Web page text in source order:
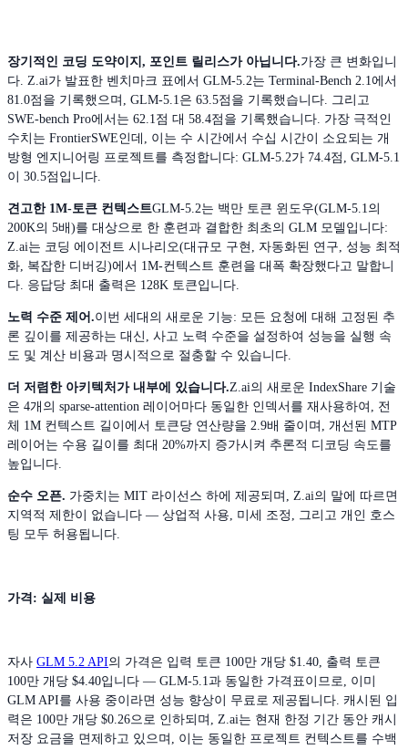
장기적인 코딩 도약이지, 포인트 릴리스가 아닙니다.가장 큰 변화입니
다. Z.ai가 발표한 벤치마크 표에서 GLM-5.2는 Terminal-Bench 2.1에서
81.0점을 기록했으며, GLM-5.1은 63.5점을 기록했습니다. 그리고
SWE-bench Pro에서는 62.1점 대 58.4점을 기록했습니다. 가장 극적인
수치는 FrontierSWE인데, 이는 수 시간에서 수십 시간이 소요되는 개
방형 엔지니어링 프로젝트를 측정합니다: GLM-5.2가 74.4점, GLM-5.1
이 30.5점입니다.
견고한 1M-토큰 컨텍스트GLM-5.2는 백만 토큰 윈도우(GLM-5.1의
200K의 5배)를 대상으로 한 훈련과 결합한 최초의 GLM 모델입니다:
Z.ai는 코딩 에이전트 시나리오(대규모 구현, 자동화된 연구, 성능 최적
화, 복잡한 디버깅)에서 1M-컨텍스트 훈련을 대폭 확장했다고 말합니
다. 응답당 최대 출력은 128K 토큰입니다.
노력 수준 제어.이번 세대의 새로운 기능: 모든 요청에 대해 고정된 추
론 깊이를 제공하는 대신, 사고 노력 수준을 설정하여 성능을 실행 속
도 및 계산 비용과 명시적으로 절충할 수 있습니다.
더 저렴한 아키텍처가 내부에 있습니다.Z.ai의 새로운 IndexShare 기술
은 4개의 sparse-attention 레이어마다 동일한 인덱서를 재사용하여, 전
체 1M 컨텍스트 길이에서 토큰당 연산량을 2.9배 줄이며, 개선된 MTP
레이어는 수용 길이를 최대 20%까지 증가시켜 추론적 디코딩 속도를
높입니다.
순수 오픈. 가중치는 MIT 라이선스 하에 제공되며, Z.ai의 말에 따르면
지역적 제한이 없습니다 — 상업적 사용, 미세 조정, 그리고 개인 호스
팅 모두 허용됩니다.
가격: 실제 비용
자사 GLM 5.2 API의 가격은 입력 토큰 100만 개당 $1.40, 출력 토큰
100만 개당 $4.40입니다 — GLM-5.1과 동일한 가격표이므로, 이미
GLM API를 사용 중이라면 성능 향상이 무료로 제공됩니다. 캐시된 입
력은 100만 개당 $0.26으로 인하되며, Z.ai는 현재 한정 기간 동안 캐시
저장 요금을 면제하고 있으며, 이는 동일한 프로젝트 컨텍스트를 수백